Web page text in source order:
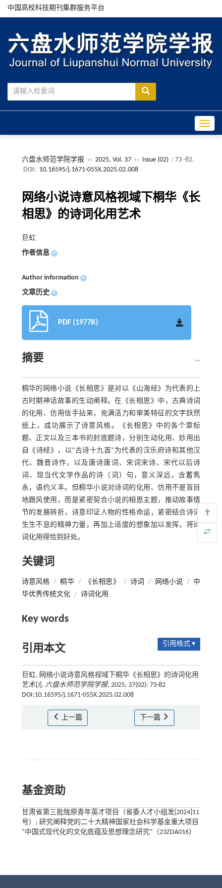
中国高校科技期刊集群服务平台
六盘水师范学院学报 ›› 2025, Vol. 37 ›› Issue (02) : 73 -82.
DOI: 10.16595/j.1671-055X.2025.02.008
网络小说诗意风格视域下桐华《长
相思》的诗词化用艺术
巨虹
作者信息 +
Author information +
文章历史 +
PDF (1977K)
摘要
桐华的网络小说《长相思》是对以《山海经》为代表的上
古时期神话故事的生动阐释。在《长相思》中，古典诗词
的化用、仿用信手拈来，充满活力和审美特征的文字跃然
纸上，成功展示了诗意风格。《长相思》中的各个章标
题、正文以及三本书的封底题诗，分别生动化用、妙用出
自《诗经》，以“古诗十九首”为代表的汉乐府诗和其他汉
代、魏晋诗作，以及唐诗唐词、宋词宋诗、宋代以后诗
词、现当代文学作品的诗（词）句，意义深远，含蓄隽
永，语约义丰。但桐华小说对诗词的化用、仿用不是盲目
地跟风使用，而是紧密契合小说的相思主题，推动故事情
节的发展转折，诗意印证人物的性格命运，紧密结合诗词
生生不息的精神力量，再加上适度的想象加以发挥，将诗
词化用得恰到好处。
关键词
诗意风格 / 桐华 / 《长相思》 / 诗词 / 网络小说 / 中
华优秀传统文化 / 诗词化用
Key words
引用本文 引用格式 ▾
巨虹. 网络小说诗意风格视域下桐华《长相思》的诗词化用
艺术[J]. 六盘水师范学院学报, 2025, 37(02): 73-82
DOI:10.16595/j.1671-055X.2025.02.008
上一篇 下一篇
基金资助
甘肃省第三批陇原青年英才项目（省委人才小组发[2024]11
号）; 研究阐释党的二十大精神国家社会科学基金重大项目
“中国式现代化的文化底蕴及思想理念研究”（23ZDA016）